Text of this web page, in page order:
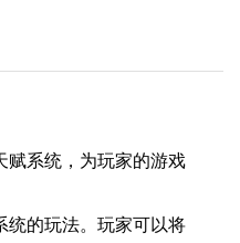
赋系统，为玩家的游戏
统的玩法。玩家可以将